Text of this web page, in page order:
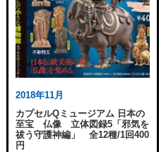
2018年11月
カプセルQミュージアム 日本の
至宝 仏像 立体図録5「邪気を
祓う守護神編」 全12種/1回400
円